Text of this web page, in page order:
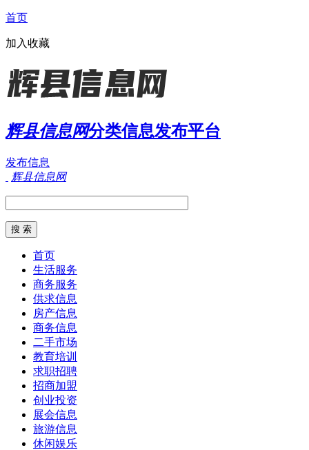
首页
加入收藏
辉县信息网分类信息发布平台
发布信息
辉县信息网
首页
生活服务
商务服务
供求信息
房产信息
商务信息
二手市场
教育培训
求职招聘
招商加盟
创业投资
展会信息
旅游信息
休闲娱乐